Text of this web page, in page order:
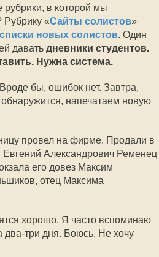
рубрики, в которой мы
«Сайты солистов»
списки новых солистов. Один
давать дневники студентов.
Нужна система.
бы, ошибок нет. Завтра,
напечатаем новую
провел на фирме. Продали в
Александрович Ременец
его довез Максим
отец Максима
хорошо. Я часто вспоминаю
два-три дня. Боюсь. Не хочу